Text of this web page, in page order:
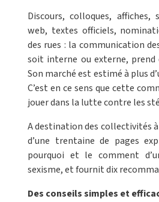
Discours, colloques,
web, textes officiels,
des rues : la communication
soit interne ou externe, prend
Son marché est estimé à plus
C’est en ce sens que cette
jouer dans la lutte contre les
A destination des collectivités
d’une trentaine de pages
pourquoi et le comment
sexisme, et fournit dix
Des conseils simples et